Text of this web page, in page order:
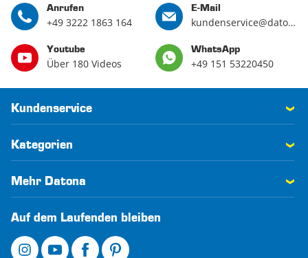
Anrufen
+49 3222 1863 164
E-Mail
kundenservice@datona.de
Youtube
Über 180 Videos
WhatsApp
+49 151 53220450
Kundenservice
Kategorien
Mehr Datona
Auf dem Laufenden bleiben